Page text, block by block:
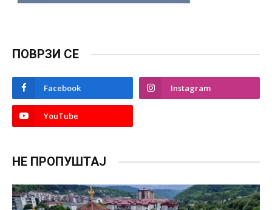
ПОВРЗИ СЕ
Facebook Instagram
YouTube
НЕ ПРОПУШТАЈ